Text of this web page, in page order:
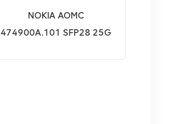
NOKIA AOMC
474900A.101 SFP28 25G